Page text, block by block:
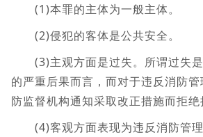
(1)本罪的主体为一般主体。
(2)侵犯的客体是公共安全。
(3)主观方面是过失。所谓过失是
的严重后果而言，而对于违反消防
防监督机构通知采取改正措施而拒绝
(4)客观方面表现为违反消防管理